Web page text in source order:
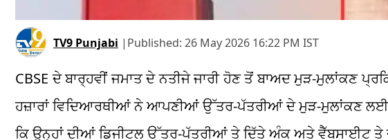
TV9 Punjabi | Published: 26 May 2026 16:22 PM IST
CBSE ਦੇ ਬਾਰ੍ਹਵੀਂ ਜਮਾਤ ਦੇ ਨਤੀਜੇ ਜਾਰੀ ਹੋਣ ਤੋਂ ਬਾਅਦ ਮੁੜ-ਮੁਲਾਂਕਣ
ਹਜ਼ਾਰਾਂ ਵਿਦਿਆਰਥੀਆਂ ਨੇ ਆਪਣੀਆਂ ਉੱਤਰ-ਪੱਤਰੀਆਂ ਦੇ ਮੁੜ-ਮੁਲਾਂਕਣ
ਕਿ ਉਨ੍ਹਾਂ ਦੀਆਂ ਡਿਜੀਟਲ ਉੱਤਰ-ਪੱਤਰੀਆਂ ਤੇ ਦਿੱਤੇ ਅੰਕ ਅਤੇ ਵੈੱਬਸਾਈਟ ਤੇ